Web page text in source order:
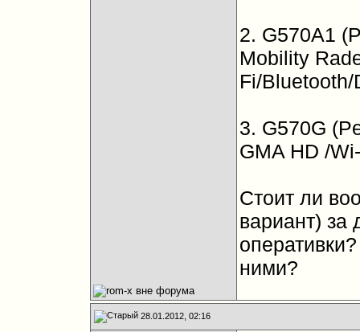
2. G570A1
Mobility
Fi/Bluetooth/
3. G570G
GMA HD /
Стоит ли
вариант) за
ними?
28.01.2012, 02:16